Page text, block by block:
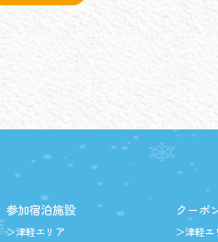
参加宿泊施設
＞津軽エリア
クーポ
＞津軽エ